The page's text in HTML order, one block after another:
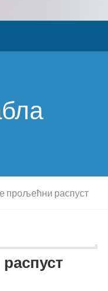
прољећни распуст